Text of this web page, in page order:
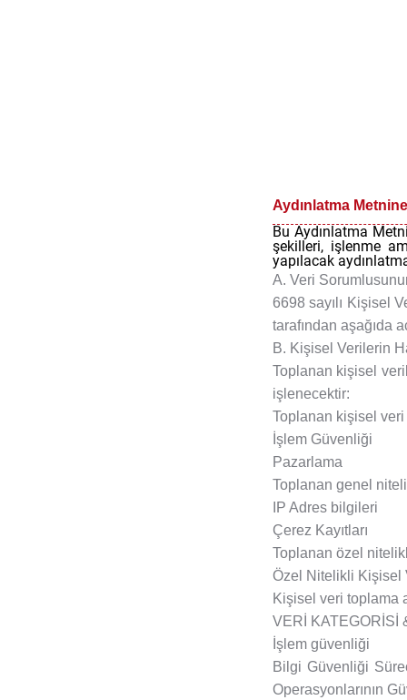
Aydınlatma
Bu Aydınlatma
şekilleri, işlenme
yapılacak
A. Veri
6698 sayılı Kişisel
tarafından aşağıda
B. Kişisel Verilerin
Toplanan kişisel
işlenecektir:
Toplanan kişisel
İşlem Güvenliği
Pazarlama
Toplanan genel
IP Adres bilgileri
Çerez Kayıtları
Toplanan özel
Özel Nitelikli Kişisel
Kişisel veri toplama
VERİ KATEGORİSİ
İşlem güvenliği
Bilgi Güvenliği
Operasyonlarının